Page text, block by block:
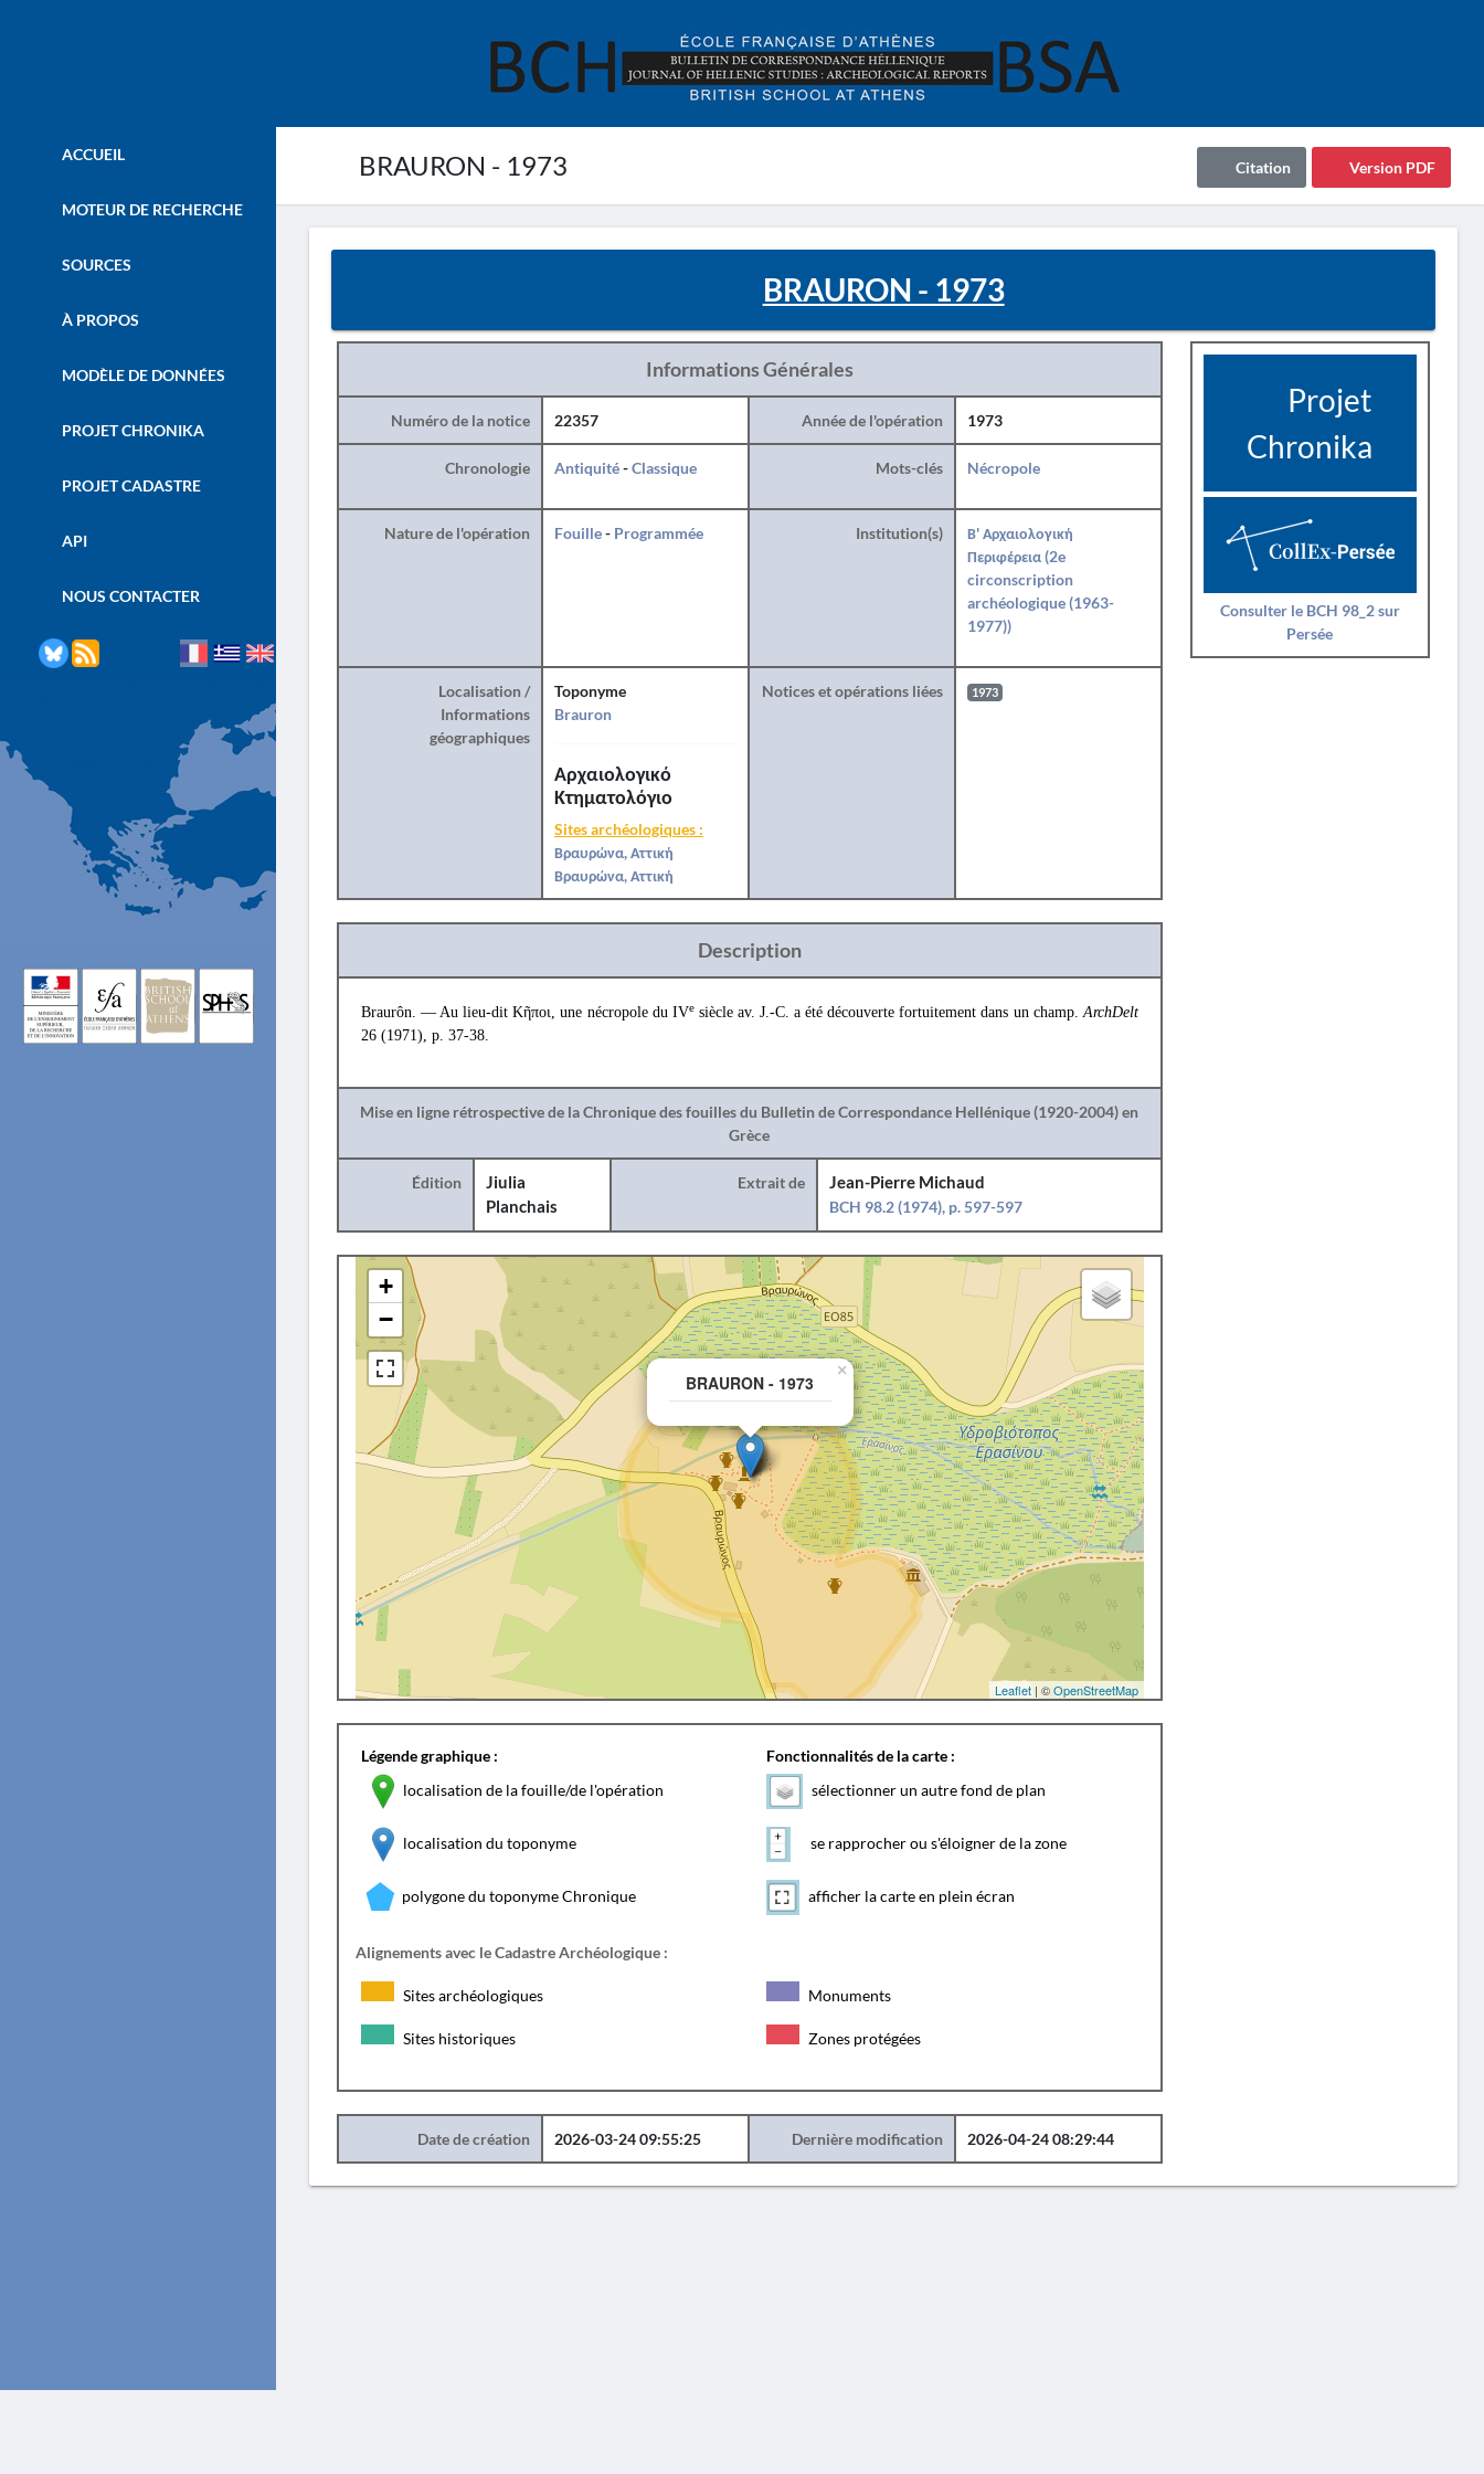
BRAURON - 1973 Version PDF
Citation
ACCUEIL
MOTEUR DE RECHERCHE
SOURCES
À PROPOS
MODÈLE DE DONNÉES
PROJET CHRONIKA
PROJET CADASTRE
API
NOUS CONTACTER
BRAURON - 1973
Informations Générales
Numéro de la notice 22357 Année de l'opération 1973
Chronologie Antiquité-Classique Mots-clés Nécropole
Nature de l'opération Fouille- Programmée Institution(s)
Β' Αρχαιολογική
Περιφέρεια (2e
circonscription
archéologique (1963-
1977))
Localisation /
Informations
géographiques
Toponyme
Brauron
Αρχαιολογικό
Κτηματολόγιο
Sites archéologiques :
Βραυρώνα, Αττική
Βραυρώνα, Αττική
Notices et opérations liées 1973
Description
Braurôn. — Au lieu-dit Κῆποι, une nécropole du IVesiècle av. J.-C. a été découverte fortuitement dans un champ.ArchDelt
26 (1971), p. 37-38.
Mise en ligne rétrospective de la Chronique des fouilles du Bulletin de Correspondance Hellénique (1920-2004) en
Grèce
Édition
Jiulia
Planchais
Extrait de
Jean-Pierre Michaud
BCH 98.2 (1974), p. 597-597
BRAURON - 1973
×
+
−
Leaflet| ©OpenStreetMap
Légende graphique :
localisation de la fouille/de l'opération
localisation du toponyme
polygone du toponyme Chronique
Fonctionnalités de la carte :
sélectionner un autre fond de plan
se rapprocher ou s'éloigner de la zone
afficher la carte en plein écran
Alignements avec le Cadastre Archéologique :
Sites archéologiques Monuments
Sites historiques Zones protégées
Date de création 2026-03-24 09:55:25 Dernière modification 2026-04-24 08:29:44
Projet
Chronika
Consulter le BCH 98_2 sur
Persée